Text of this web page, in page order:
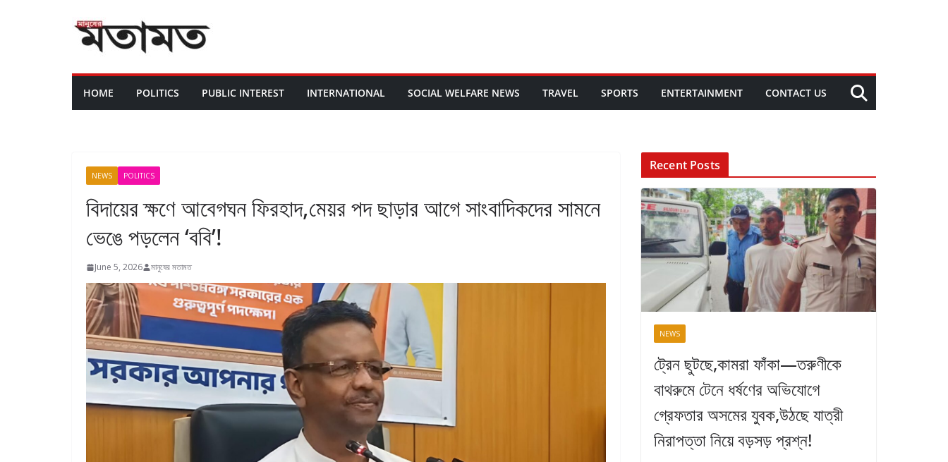
HOME POLITICS PUBLIC INTEREST INTERNATIONAL SOCIAL WELFARE NEWS TRAVEL SPORTS ENTERTAINMENT CONTACT US
NEWS POLITICS
বিদায়ের ক্ষণে আবেগঘন ফিরহাদ,মেয়র পদ ছাড়ার আগে সাংবাদিকদের সামনে
ভেঙে পড়লেন ‘ববি’!
June 5, 2026 মানুষের মতামত
Recent Posts
NEWS
ট্রেন ছুটছে,কামরা ফাঁকা—তরুণীকে
বাথরুমে টেনে ধর্ষণের অভিযোগে
গ্রেফতার অসমের যুবক,উঠছে যাত্রী
নিরাপত্তা নিয়ে বড়সড় প্রশ্ন!